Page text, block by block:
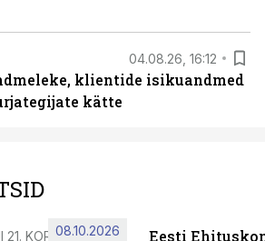
04.08.26, 16:12
klientide isikuandmed
kätte
21. KORRUSEL
08.10.2026 Eesti